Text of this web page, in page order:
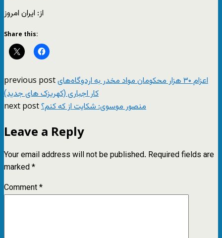
از: ایران امروز
Share this:
previous postاعزام ۳۰ هزار محکومان مواد مخدر به اردوگاه‌های
کار اجباری (کهریزک های جدید)
next postمنصور موسوی: شکایت از که کنم؟
Leave a Reply
Your email address will not be published. Required fields are
marked*
Comment*